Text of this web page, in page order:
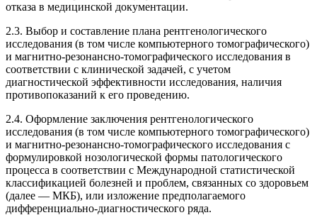
отказа в медицинской документации.
2.3. Выбор и составление плана рентгенологического
исследования (в том числе компьютерного томографического)
и магнитно-резонансно-томографического исследования в
соответствии с клинической задачей, с учетом
диагностической эффективности исследования, наличия
противопоказаний к его проведению.
2.4. Оформление заключения рентгенологического
исследования (в том числе компьютерного томографического)
и магнитно-резонансно-томографического исследования с
формулировкой нозологической формы патологического
процесса в соответствии с Международной статистической
классификацией болезней и проблем, связанных со здоровьем
(далее — МКБ), или изложение предполагаемого
дифференциально-диагностического ряда.